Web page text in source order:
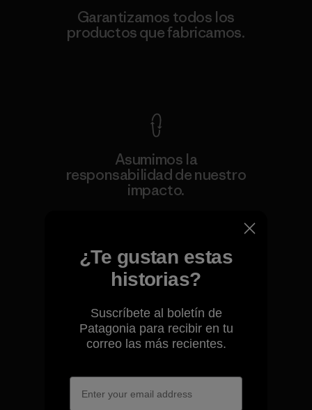
Garantizamos todos los
productos que fabricamos.
Asumimos la
responsabilidad de nuestro
impacto.
Apoyamos el activismo de
base.
Visita Patagonia Action Works
¿Te gustan estas
historias?
Suscríbete al boletín de
Patagonia para recibir en tu
correo las más recientes.